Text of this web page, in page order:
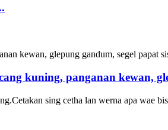
kuning, panganan kewan,
.Cetakan sing cetha lan werna apa wae